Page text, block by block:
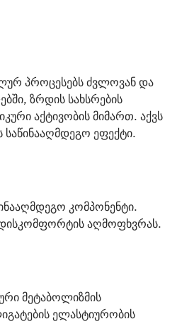
პროცესებს ძვლოვან და
ზრდის სახსრების
აქტივობის მიმართ. აქვს
ეფექტი.
კომპონენტი.
დისკომფორტის აღმოფხვრას.
მეტაბოლიზმის
ელასტიურობის